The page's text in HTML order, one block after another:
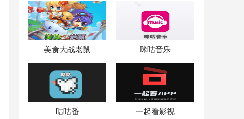
美食大战老鼠 咪咕音乐
咕咕番 一起看影视